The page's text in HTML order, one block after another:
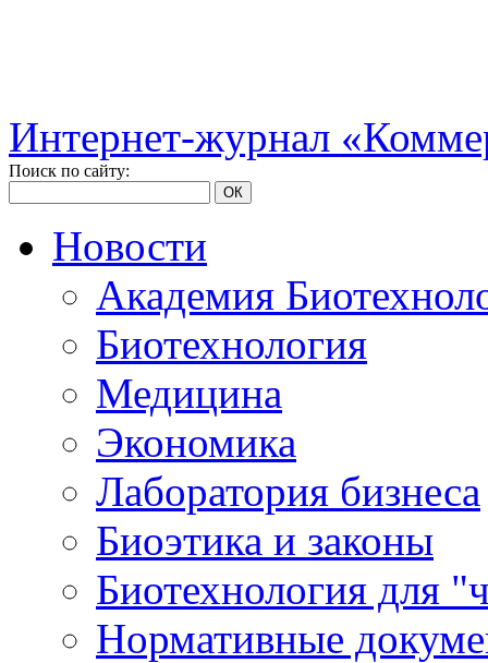
Интернет-журнал
Поиск по сайту:
ОК
Новости
Академия
Биотехнология
Медицина
Экономика
Лаборатория бизнеса
Биоэтика и законы
Биотехнология для
Нормативные